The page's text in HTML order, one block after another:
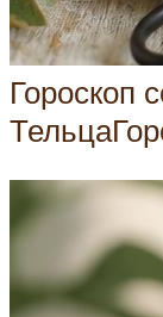
Гороскоп